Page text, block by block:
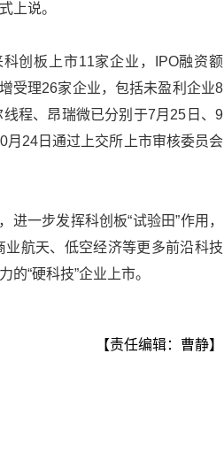
上说。
创板上市11家企业，IPO融资额
受理26家企业，包括未盈利企业8
程、昂瑞微已分别于7月25日、9
月24日通过上交所上市审核委员会
进一步发挥科创板“试验田”作用，
航天、低空经济等更多前沿科技
“硬科技”企业上市。
【责任编辑：曹静】